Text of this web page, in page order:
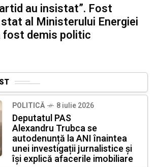
au insistat”. Fost
al Ministerului Energiei
fost demis politic
POLITICĂ 8 iulie 2026
Deputatul PAS
Alexandru Trubca se
autodenunță la ANI înaintea
unei investigații jurnalistice și
își explică afacerile imobiliare